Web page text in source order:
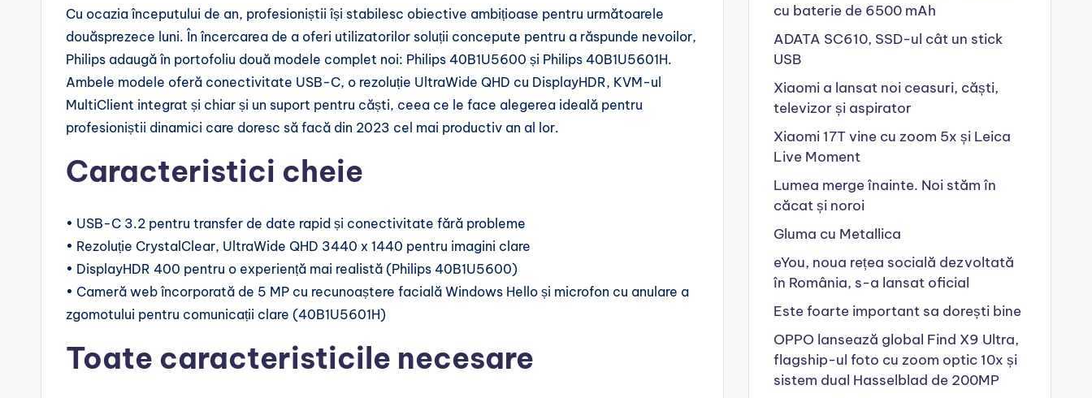
Cu ocazia începutului de an, profesioniștii își stabilesc obiective ambițioase pentru următoarele
douăsprezece luni. În încercarea de a oferi utilizatorilor soluții concepute pentru a răspunde nevoilor,
Philips adaugă în portofoliu două modele complet noi: Philips 40B1U5600 și Philips 40B1U5601H.
Ambele modele oferă conectivitate USB-C, o rezoluție UltraWide QHD cu DisplayHDR, KVM-ul
MultiClient integrat și chiar și un suport pentru căști, ceea ce le face alegerea ideală pentru
profesioniștii dinamici care doresc să facă din 2023 cel mai productiv an al lor.
Caracteristici cheie
• USB-C 3.2 pentru transfer de date rapid și conectivitate fără probleme
• Rezoluție CrystalClear, UltraWide QHD 3440 x 1440 pentru imagini clare
• DisplayHDR 400 pentru o experiență mai realistă (Philips 40B1U5600)
• Cameră web încorporată de 5 MP cu recunoaștere facială Windows Hello și microfon cu anulare a
zgomotului pentru comunicații clare (40B1U5601H)
Toate caracteristicile necesare
cu baterie de 6500 mAh
ADATA SC610, SSD-ul cât un stick
USB
Xiaomi a lansat noi ceasuri, căști,
televizor și aspirator
Xiaomi 17T vine cu zoom 5x și Leica
Live Moment
Lumea merge înainte. Noi stăm în
căcat și noroi
Gluma cu Metallica
eYou, noua rețea socială dezvoltată
în România, s-a lansat oficial
Este foarte important sa dorești bine
OPPO lansează global Find X9 Ultra,
flagship-ul foto cu zoom optic 10x și
sistem dual Hasselblad de 200MP